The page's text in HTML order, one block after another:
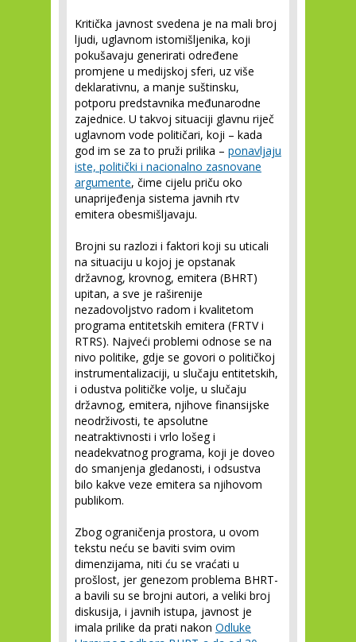
Kritička javnost svedena je na mali broj
ljudi, uglavnom istomišljenika, koji
pokušavaju generirati određene
promjene u medijskoj sferi, uz više
deklarativnu, a manje suštinsku,
potporu predstavnika međunarodne
zajednice. U takvoj situaciji glavnu riječ
uglavnom vode političari, koji – kada
god im se za to pruži prilika – ponavljaju
iste, politički i nacionalno zasnovane
argumente, čime cijelu priču oko
unaprijeđenja sistema javnih rtv
emitera obesmišljavaju.
Brojni su razlozi i faktori koji su uticali
na situaciju u kojoj je opstanak
državnog, krovnog, emitera (BHRT)
upitan, a sve je raširenije
nezadovoljstvo radom i kvalitetom
programa entitetskih emitera (FRTV i
RTRS). Najveći problemi odnose se na
nivo politike, gdje se govori o političkoj
instrumentalizaciji, u slučaju entitetskih,
i odustva političke volje, u slučaju
državnog, emitera, njihove finansijske
neodrživosti, te apsolutne
neatraktivnosti i vrlo lošeg i
neadekvatnog programa, koji je doveo
do smanjenja gledanosti, i odsustva
bilo kakve veze emitera sa njihovom
publikom.
Zbog ograničenja prostora, u ovom
tekstu neću se baviti svim ovim
dimenzijama, niti ću se vraćati u
prošlost, jer genezom problema BHRT-
a bavili su se brojni autori, a veliki broj
diskusija, i javnih istupa, javnost je
imala prilike da prati nakon Odluke